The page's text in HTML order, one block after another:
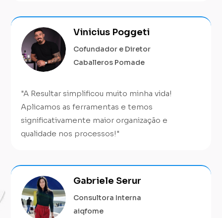
Vinicius Poggeti
Cofundador e Diretor
Caballeros Pomade
"A Resultar simplificou muito minha vida!
Aplicamos as ferramentas e temos
significativamente maior organização e
qualidade nos processos!"
Gabriele Serur
Consultora Interna
aiqfome